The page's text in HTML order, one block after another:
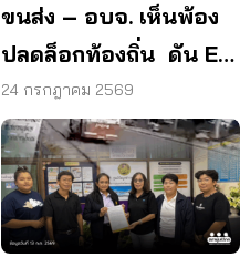
ขนส่ง – อบจ. เห็นพ้อง
ปลดล็อกท้องถิ่น ดัน EV
Bus อยุธยา
24 กรกฎาคม 2569